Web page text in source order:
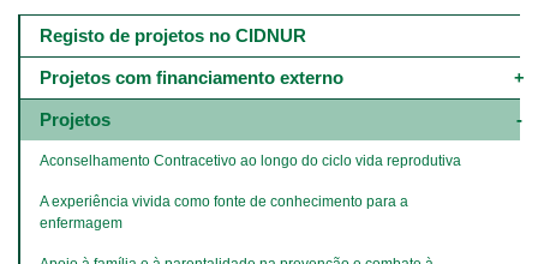
Main
navigation
níveis
Registo de projetos no CIDNUR
Projetos com financiamento externo
Projetos
Aconselhamento Contracetivo ao longo do ciclo vida reprodutiva
A experiência vivida como fonte de conhecimento para a
enfermagem